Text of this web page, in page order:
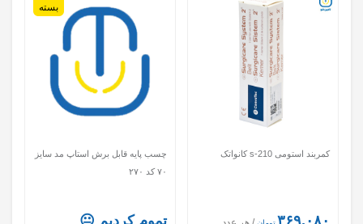
کمربند استومی s-210 کانواتک
۳۶۹,۰۸۰
بسته
چسب پایه قابل برش استاپ مد سایز
۷۰ کد ۲۷۰
تموم کردیم 😐